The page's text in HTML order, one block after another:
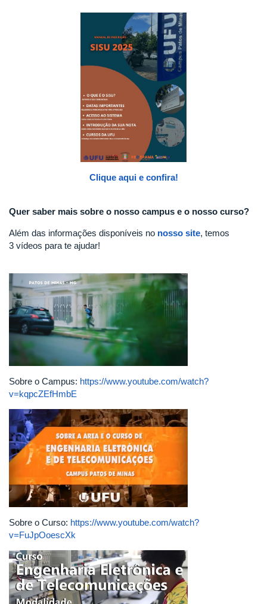
Clique aqui e confira!
Quer saber mais sobre o nosso campus e o nosso curso?
Além das informações disponíveis no nosso site, temos
3 vídeos para te ajudar!
Sobre o Campus: https://www.youtube.com/watch?
v=kqpcZEfHmbE
Sobre o Curso: https://www.youtube.com/watch?
v=FuJpOoescXk